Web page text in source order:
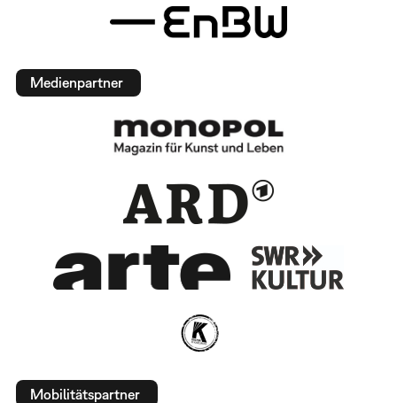
Medienpartner
Mobilitätspartner